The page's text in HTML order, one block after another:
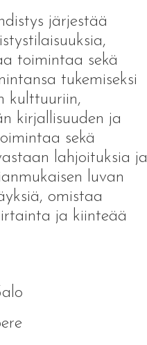
järjestää
toimintaa sekä
tukemiseksi
kulttuuriin,
kirjallisuuden ja
sekä
lahjoituksia ja
luvan
omistaa
ja kiinteää